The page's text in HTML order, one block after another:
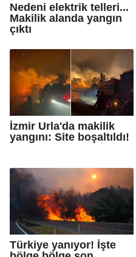
Nedeni elektrik telleri...
Makilik alanda yangın
çıktı
İzmir Urla'da makilik
yangını: Site boşaltıldı!
Türkiye yanıyor! İşte